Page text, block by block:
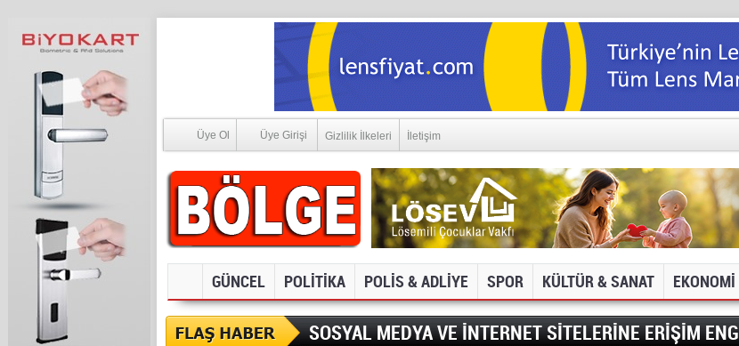
Üye Ol Üye Girişi Gizlilik İlkeleri İletişim
GÜNCEL POLİTİKA POLİS & ADLİYE SPOR KÜLTÜR & SANAT EKONOMİ
SOSYAL MEDYA VE İNTERNET SİTELERİNE ERİŞİM